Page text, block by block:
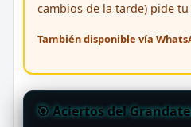
cambios de la tarde) pide tu
También disponible vía
🎯 Aciertos del